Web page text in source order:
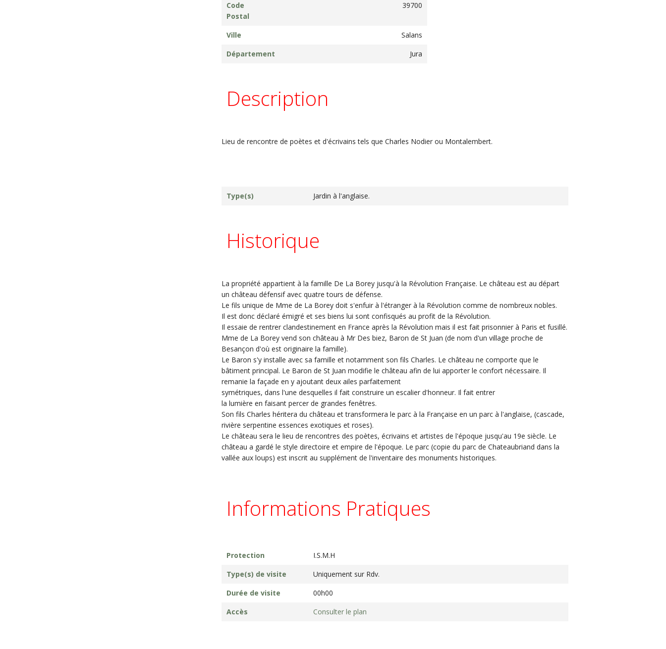
Code
Postal
39700
Ville
Salans
Département
Jura
Description
Lieu de rencontre de poètes et d'écrivains tels que Charles Nodier ou Montalembert.
Type(s) Jardin à l'anglaise.
Historique
La propriété appartient à la famille De La Borey jusqu'à la Révolution Française. Le château est au départ
un château défensif avec quatre tours de défense.
Le fils unique de Mme de La Borey doit s'enfuir à l'étranger à la Révolution comme de nombreux nobles.
Il est donc déclaré émigré et ses biens lui sont confisqués au profit de la Révolution.
Il essaie de rentrer clandestinement en France après la Révolution mais il est fait prisonnier à Paris et fusillé.
Mme de La Borey vend son château à Mr Des biez, Baron de St Juan (de nom d'un village proche de
Besançon d'où est originaire la famille).
Le Baron s'y installe avec sa famille et notamment son fils Charles. Le château ne comporte que le
bâtiment principal. Le Baron de St Juan modifie le château afin de lui apporter le confort nécessaire. Il
remanie la façade en y ajoutant deux ailes parfaitement
symétriques, dans l'une desquelles il fait construire un escalier d'honneur. Il fait entrer
la lumière en faisant percer de grandes fenêtres.
Son fils Charles héritera du château et transformera le parc à la Française en un parc à l'anglaise, (cascade,
rivière serpentine essences exotiques et roses).
Le château sera le lieu de rencontres des poètes, écrivains et artistes de l'époque jusqu'au 19e siècle. Le
château a gardé le style directoire et empire de l'époque. Le parc (copie du parc de Chateaubriand dans la
vallée aux loups) est inscrit au supplément de l'inventaire des monuments historiques.
Informations Pratiques
Protection
I.S.M.H
Type(s) de visite
Uniquement sur Rdv.
Durée de visite
00h00
Accès
Consulter le plan